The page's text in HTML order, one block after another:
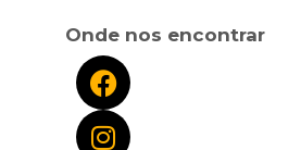
Onde nos encontrar